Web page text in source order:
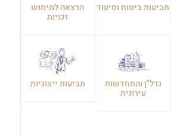
תביעות ביטוח וסיעוד הרצאה למימוש
זכויות
נדל"ן והתחדשות
עירונית
תביעות ייצוגיות